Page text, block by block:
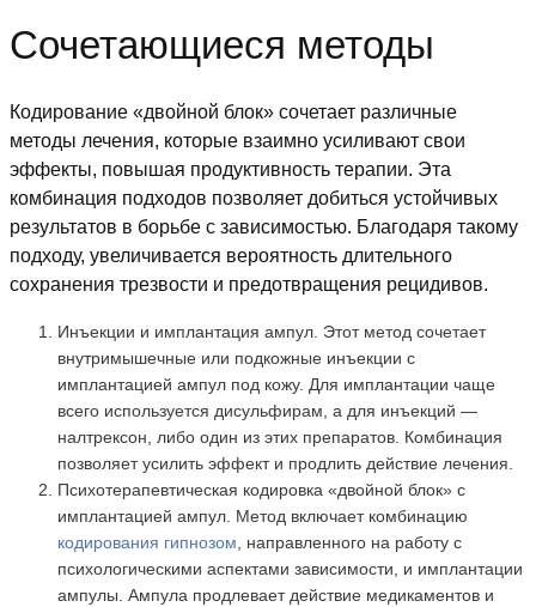
Сочетающиеся методы
Кодирование «двойной блок» сочетает различные
методы лечения, которые взаимно усиливают свои
эффекты, повышая продуктивность терапии. Эта
комбинация подходов позволяет добиться устойчивых
результатов в борьбе с зависимостью. Благодаря такому
подходу, увеличивается вероятность длительного
сохранения трезвости и предотвращения рецидивов.
Инъекции и имплантация ампул. Этот метод сочетает
внутримышечные или подкожные инъекции с
имплантацией ампул под кожу. Для имплантации чаще
всего используется дисульфирам, а для инъекций —
налтрексон, либо один из этих препаратов. Комбинация
позволяет усилить эффект и продлить действие лечения.
Психотерапевтическая кодировка «двойной блок» с
имплантацией ампул. Метод включает комбинацию
кодирования гипнозом, направленного на работу с
психологическими аспектами зависимости, и имплантации
ампулы. Ампула продлевает действие медикаментов и